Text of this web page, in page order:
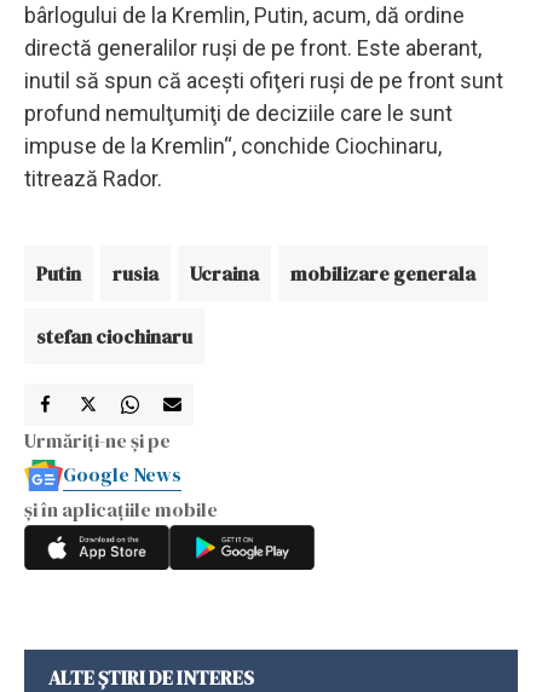
bârlogului de la Kremlin, Putin, acum, dă ordine
directă generalilor ruşi de pe front. Este aberant,
inutil să spun că aceşti ofiţeri ruşi de pe front sunt
profund nemulţumiţi de deciziile care le sunt
impuse de la Kremlin“, conchide Ciochinaru,
titrează Rador.
Putin rusia Ucraina mobilizare generala
stefan ciochinaru
Urmăriți-ne și pe
Google News
și în aplicațiile mobile
ALTE ȘTIRI DE INTERES